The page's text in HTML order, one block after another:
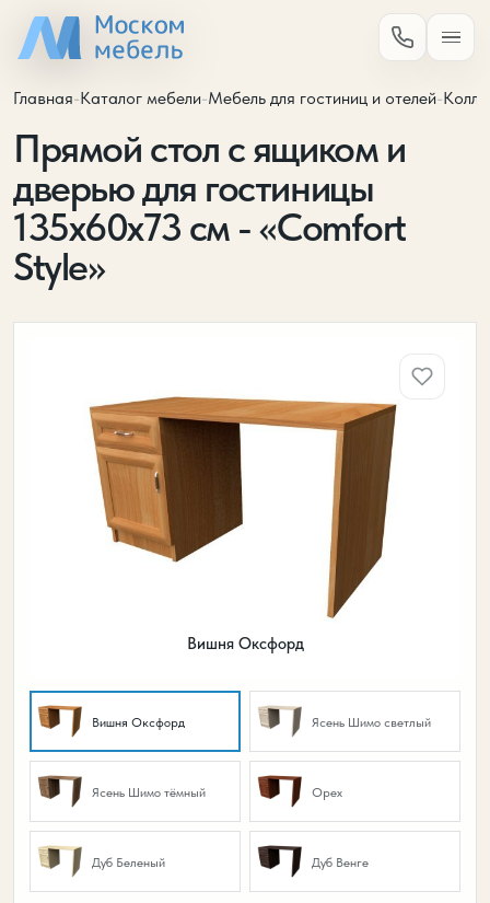
Главная-Каталог мебели-Мебель для гостиниц и отелей-
Прямой стол с ящиком и
дверью для гостиницы
135х60х73 см - «Comfort
Style»
Вишня Оксфорд
Вишня Оксфорд Ясень Шимо светлый
Ясень Шимо тёмный Орех
Дуб Беленый Дуб Венге